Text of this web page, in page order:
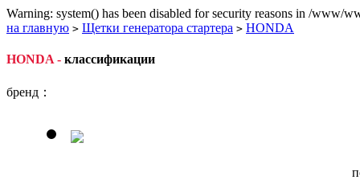
Warning: system() has been disabled for security reasons in /www/
на главную > Щетки генератора стартера > HONDA
HONDA - классификации
бренд：